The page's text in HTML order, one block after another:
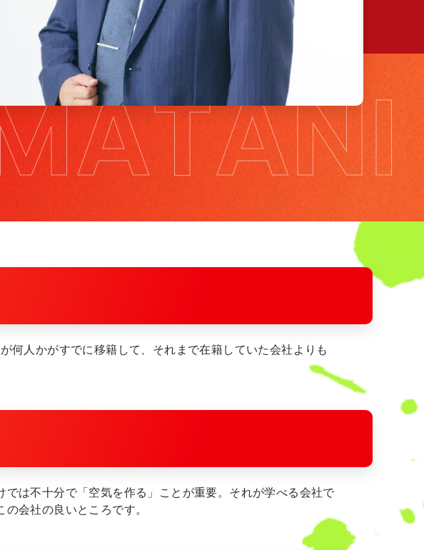
何人かがすでに移籍して、それまで在籍していた会社よりも
は不十分で「空気を作る」ことが重要。それが学べる会社で
会社の良いところです。